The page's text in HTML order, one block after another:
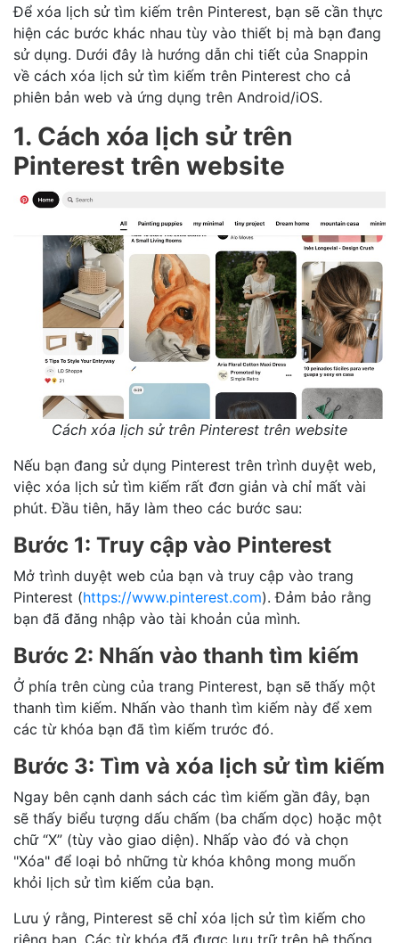
Để xóa lịch sử tìm kiếm trên Pinterest, bạn sẽ cần thực
hiện các bước khác nhau tùy vào thiết bị mà bạn đang
sử dụng. Dưới đây là hướng dẫn chi tiết của Snappin
về cách xóa lịch sử tìm kiếm trên Pinterest cho cả
phiên bản web và ứng dụng trên Android/iOS.
1. Cách xóa lịch sử trên
Pinterest trên website
Cách xóa lịch sử trên Pinterest trên website
Nếu bạn đang sử dụng Pinterest trên trình duyệt web,
việc xóa lịch sử tìm kiếm rất đơn giản và chỉ mất vài
phút. Đầu tiên, hãy làm theo các bước sau:
Bước 1: Truy cập vào Pinterest
Mở trình duyệt web của bạn và truy cập vào trang
Pinterest (https://www.pinterest.com). Đảm bảo rằng
bạn đã đăng nhập vào tài khoản của mình.
Bước 2: Nhấn vào thanh tìm kiếm
Ở phía trên cùng của trang Pinterest, bạn sẽ thấy một
thanh tìm kiếm. Nhấn vào thanh tìm kiếm này để xem
các từ khóa bạn đã tìm kiếm trước đó.
Bước 3: Tìm và xóa lịch sử tìm kiếm
Ngay bên cạnh danh sách các tìm kiếm gần đây, bạn
sẽ thấy biểu tượng dấu chấm (ba chấm dọc) hoặc một
chữ “X” (tùy vào giao diện). Nhấp vào đó và chọn
"Xóa" để loại bỏ những từ khóa không mong muốn
khỏi lịch sử tìm kiếm của bạn.
Lưu ý rằng, Pinterest sẽ chỉ xóa lịch sử tìm kiếm cho